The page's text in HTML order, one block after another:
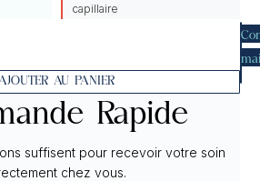
capillaire
AU PANIER
Rapide
suffisent pour recevoir votre soin
chez vous.